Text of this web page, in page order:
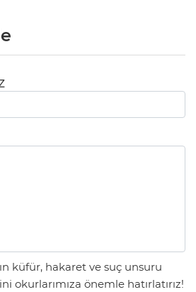
küfür, hakaret ve suç unsuru
okurlarımıza önemle hatırlatırız!